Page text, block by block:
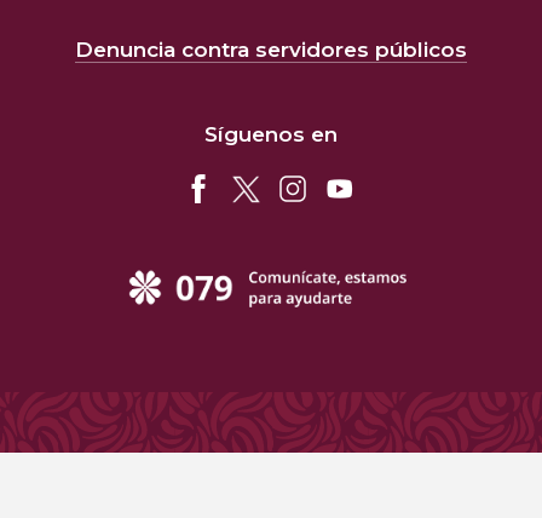
Denuncia contra servidores públicos
Síguenos en